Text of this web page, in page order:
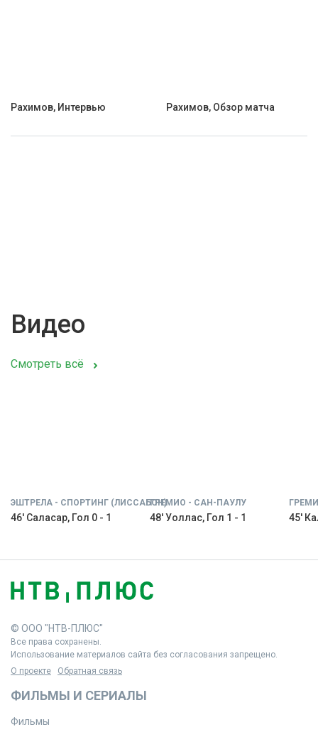
Рахимов, Интервью Рахимов, Обзор матча
Видео
Смотреть всё
ЭШТРЕЛА - СПОРТИНГ (ЛИССАБОН)
46' Саласар, Гол 0 - 1
ГРЕМИО - САН-ПАУЛУ
48' Уоллас, Гол 1 - 1 45'
© ООО "НТВ-ПЛЮС"
Все права сохранены.
Использование материалов сайта без согласования запрещено.
О проекте
Обратная связь
ФИЛЬМЫ И СЕРИАЛЫ
Фильмы